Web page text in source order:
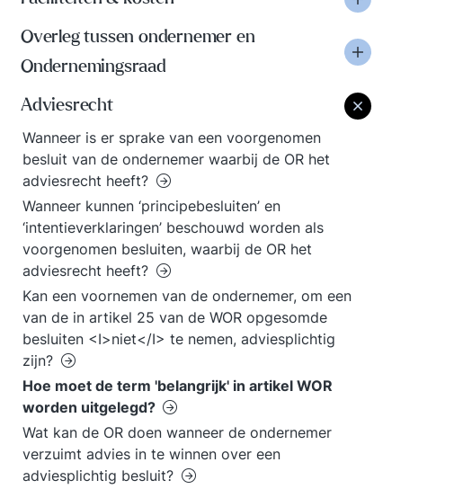
Overleg tussen ondernemer en
Ondernemingsraad
Adviesrecht
Wanneer is er sprake van een voorgenomen
besluit van de ondernemer waarbij de OR het
adviesrecht heeft?
Wanneer kunnen ‘principebesluiten’ en
‘intentieverklaringen’ beschouwd worden als
voorgenomen besluiten, waarbij de OR het
adviesrecht heeft?
Kan een voornemen van de ondernemer, om een
van de in artikel 25 van de WOR opgesomde
besluiten <I>niet</I> te nemen, adviesplichtig
zijn?
Hoe moet de term 'belangrijk' in artikel WOR
worden uitgelegd?
Wat kan de OR doen wanneer de ondernemer
verzuimt advies in te winnen over een
adviesplichtig besluit?